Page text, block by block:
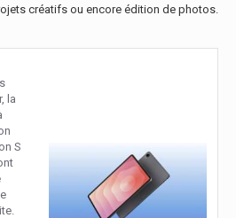
créatifs ou encore édition de photos.
la
S